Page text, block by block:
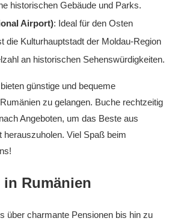
historischen Gebäude und Parks.
Airport): Ideal für den Osten
die Kulturhauptstadt der Moldau-Region
an historischen Sehenswürdigkeiten.
günstige und bequeme
zu gelangen. Buche rechtzeitig
Angeboten, um das Beste aus
herauszuholen. Viel Spaß beim
Rumänien
über charmante Pensionen bis hin zu